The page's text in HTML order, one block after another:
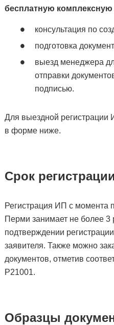
бесплатную комплексную
консультация по
подготовка
выезд менеджера
отправки
подписью.
Для выездной регистрации
в форме ниже.
Срок
Регистрация ИП с момента
Перми занимает не более
подтверждении
заявителя. Также можно
документов, отметив
Р21001.
Образцы